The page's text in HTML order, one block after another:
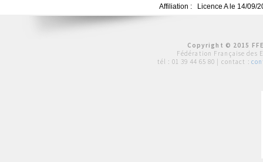
Affiliation :
Licence A le 14/09/
Copyright © 2015
Fédération Française des
tél : 01 39 44 65 80 | contact :